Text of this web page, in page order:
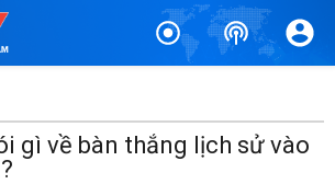
gì về bàn thắng lịch sử vào